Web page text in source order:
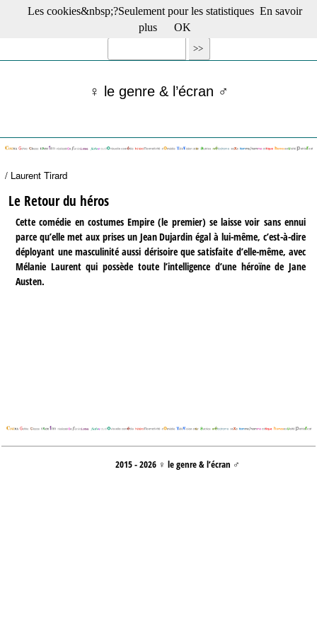
☰ Menu
Films récents
Films -TV/plates-formes
Archives
S’abonner à la Lettre !
♀ le genre & l’écran ♂
/ Laurent Tirard
Le Retour du héros
Cette comédie en costumes Empire (le premier) se laisse voir sans ennui
parce qu’elle met aux prises un Jean Dujardin égal à lui-même, c’est-à-dire
déployant une masculinité aussi dérisoire que satisfaite d’elle-même, avec
Mélanie Laurent qui possède toute l’intelligence d’une héroïne de Jane
Austen.
2015 - 2026 ♀ le genre & l’écran ♂
Les cookies&nbsp;?Seulement pour les statistiques En savoir
plus
OK